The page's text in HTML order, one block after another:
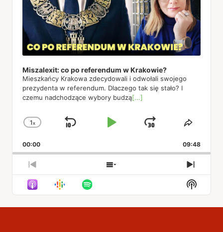
Miszalexit: co po referendum w Krakowie?
Mieszkańcy Krakowa zdecydowali i odwołali swojego
prezydenta w referendum. Dlaczego tak się stało? I
czemu nadchodzące wybory budzą[...]
Change
Rate
1x
Skip
Play
Jump
Forward
Share
00:00 09:48
Previous
Episode
Show
Episodes
Next
Show